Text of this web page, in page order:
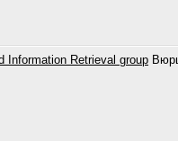
Information Retrieval group